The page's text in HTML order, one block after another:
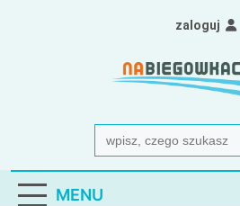
portal miłośników
Search
for:
zaloguj
MENU